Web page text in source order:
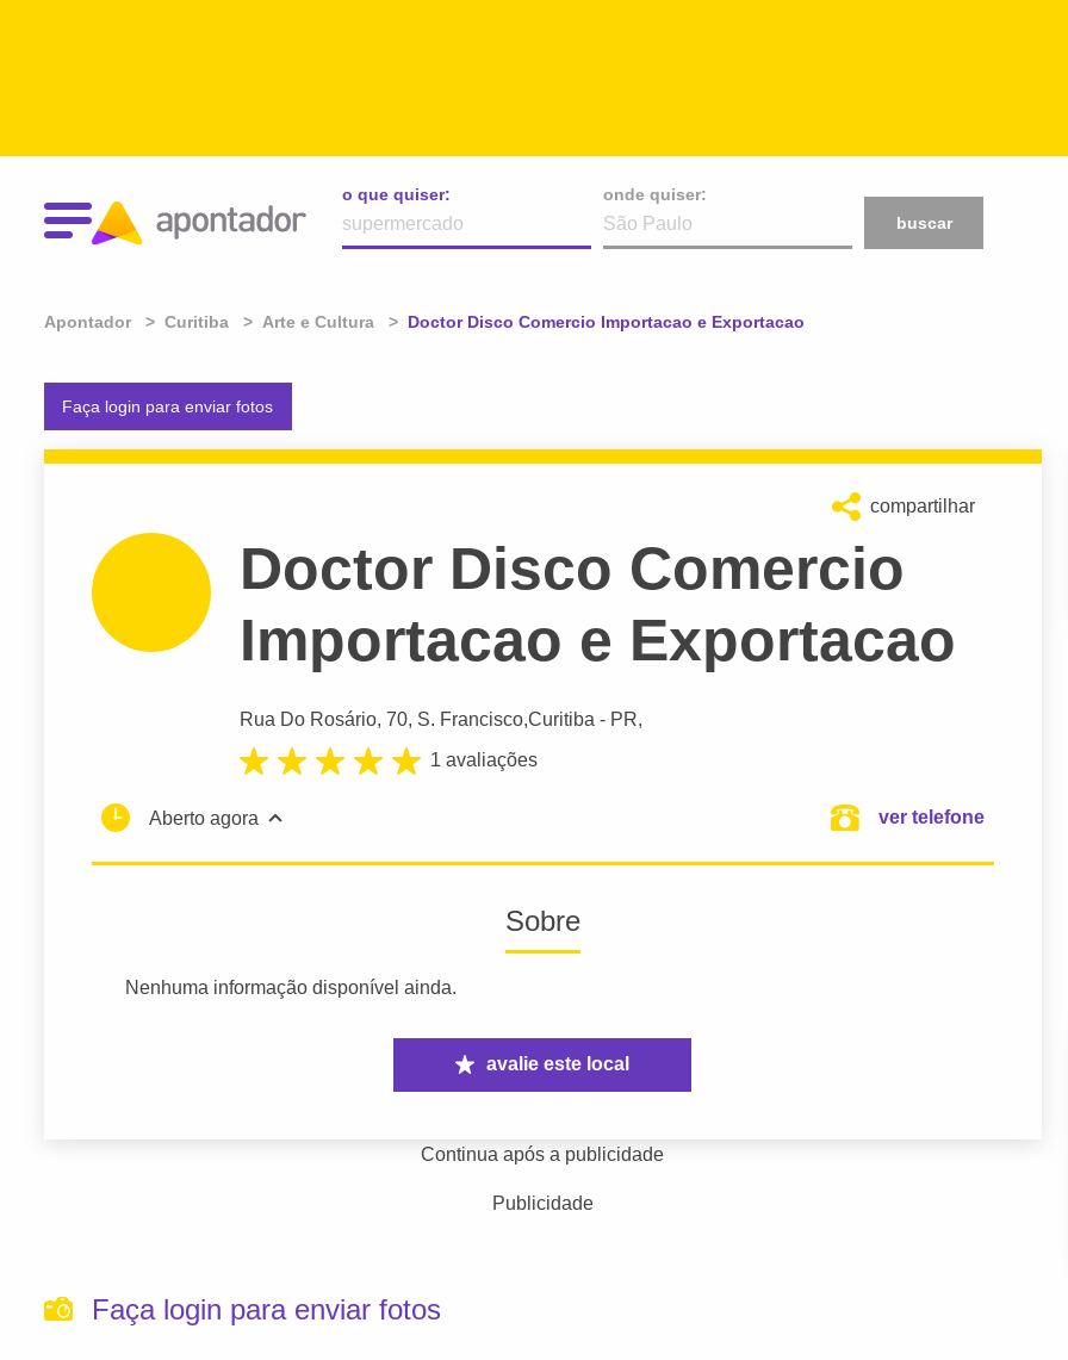
o que quiser:
onde quiser:
buscar
Apontador Curitiba Arte e Cultura Atual:
Doctor Disco Comercio Importacao e Exportacao
Faça login para enviar fotos
compartilhar
Doctor Disco Comercio
Importacao e Exportacao
Rua Do Rosário, 70, S. Francisco,Curitiba - PR,
1 avaliações
Aberto agora ver telefone
Sobre
Nenhuma informação disponível ainda.
avalie este local
Continua após a publicidade
Publicidade
Faça login para enviar fotos